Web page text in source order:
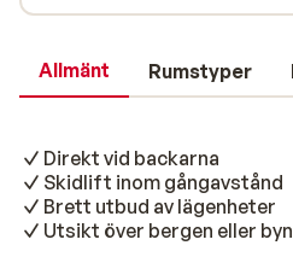
Allmänt Rumstyper
Direkt vid backarna
Skidlift inom gångavstånd
Brett utbud av lägenheter
Utsikt över bergen eller byn